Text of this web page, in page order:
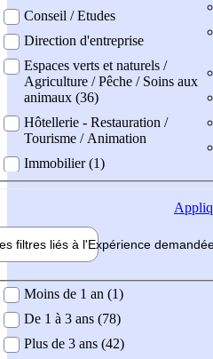
Conseil / Etudes
Direction d'entreprise
Espaces verts et naturels /
Agriculture / Pêche / Soins aux
animaux (36)
Hôtellerie - Restauration /
Tourisme / Animation
Immobilier (1)
filtres liés à l'Expérience
demandée
Moins de 1 an (1)
De 1 à 3 ans (78)
Plus de 3 ans (42)